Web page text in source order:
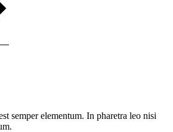
semper elementum. In pharetra leo nisi